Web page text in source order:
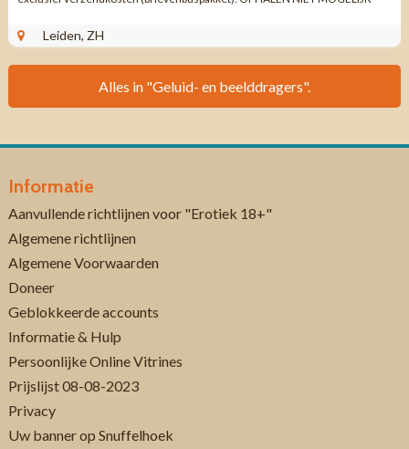
Leiden, ZH
Alles in "Geluid- en beelddragers".
Informatie
Aanvullende richtlijnen voor "Erotiek 18+"
Algemene richtlijnen
Algemene Voorwaarden
Doneer
Geblokkeerde accounts
Informatie & Hulp
Persoonlijke Online Vitrines
Prijslijst 08-08-2023
Privacy
Uw banner op Snuffelhoek